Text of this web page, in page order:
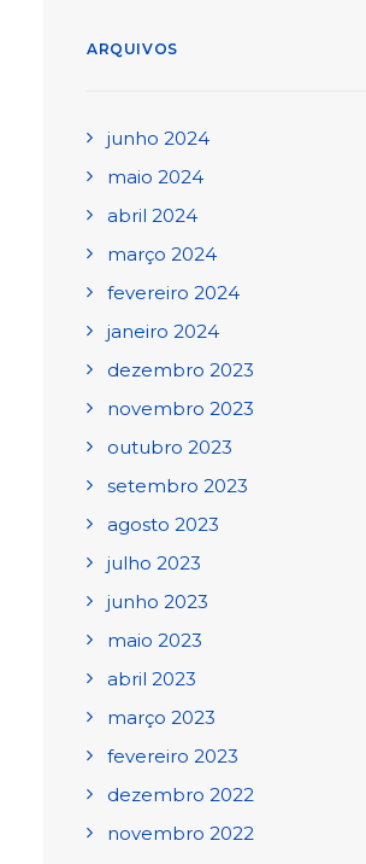
ARQUIVOS
junho 2024
maio 2024
abril 2024
março 2024
fevereiro 2024
janeiro 2024
dezembro 2023
novembro 2023
outubro 2023
setembro 2023
agosto 2023
julho 2023
junho 2023
maio 2023
abril 2023
março 2023
fevereiro 2023
dezembro 2022
novembro 2022